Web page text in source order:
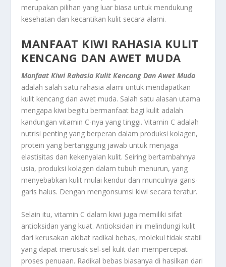
merupakan pilihan yang luar biasa untuk mendukung
kesehatan dan kecantikan kulit secara alami.
MANFAAT KIWI RAHASIA KULIT
KENCANG DAN AWET MUDA
Manfaat Kiwi Rahasia Kulit Kencang Dan Awet Muda
adalah salah satu rahasia alami untuk mendapatkan
kulit kencang dan awet muda. Salah satu alasan utama
mengapa kiwi begitu bermanfaat bagi kulit adalah
kandungan vitamin C-nya yang tinggi. Vitamin C adalah
nutrisi penting yang berperan dalam produksi kolagen,
protein yang bertanggung jawab untuk menjaga
elastisitas dan kekenyalan kulit. Seiring bertambahnya
usia, produksi kolagen dalam tubuh menurun, yang
menyebabkan kulit mulai kendur dan munculnya garis-
garis halus. Dengan mengonsumsi kiwi secara teratur.
Selain itu, vitamin C dalam kiwi juga memiliki sifat
antioksidan yang kuat. Antioksidan ini melindungi kulit
dari kerusakan akibat radikal bebas, molekul tidak stabil
yang dapat merusak sel-sel kulit dan mempercepat
proses penuaan. Radikal bebas biasanya di hasilkan dari